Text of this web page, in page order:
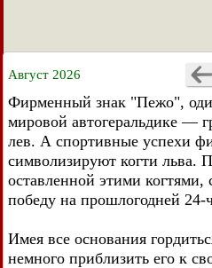
Август 2026
Фирменный знак "Пежо",
мировой автогеральдике —
лев. А спортивные успехи
символизируют когти льва.
оставленной этими когтями,
победу на прошлогодней
Имея все основания
немного приблизить его к